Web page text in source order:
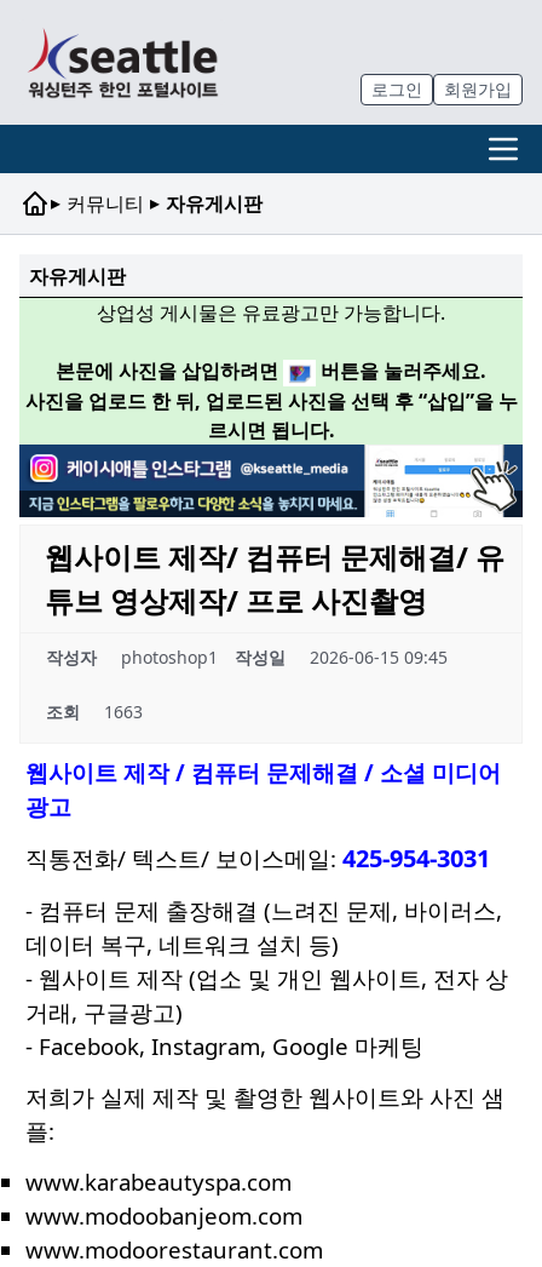
로그인 회원가입
▸ 커뮤니티 ▸ 자유게시판
자유게시판
상업성 게시물은 유료광고만 가능합니다.
본문에 사진을 삽입하려면
버튼을 눌러주세요.
사진을 업로드 한 뒤, 업로드된 사진을 선택 후 “삽입”을 누
르시면 됩니다.
웹사이트 제작/ 컴퓨터 문제해결/ 유
튜브 영상제작/ 프로 사진촬영
작성자 photoshop1 작성일 2026-06-15 09:45
조회 1663
웹사이트 제작 / 컴퓨터 문제해결 / 소셜 미디어
광고
직통전화/ 텍스트/ 보이스메일: 425-954-3031
- 컴퓨터 문제 출장해결 (느려진 문제, 바이러스,
데이터 복구, 네트워크 설치 등)
- 웹사이트 제작 (업소 및 개인 웹사이트, 전자 상
거래, 구글광고)
- Facebook, Instagram, Google 마케팅
저희가 실제 제작 및 촬영한 웹사이트와 사진 샘
플:
www.karabeautyspa.com
www.modoobanjeom.com
www.modoorestaurant.com